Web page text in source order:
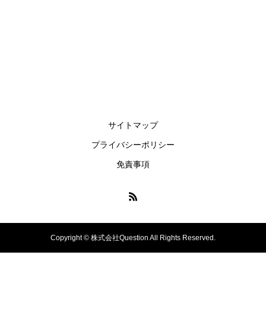
サイトマップ
プライバシーポリシー
免責事項
Copyright © 株式会社Question All Rights Reserved.